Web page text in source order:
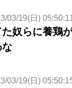
03/19(日)
奴らに養鶏
な
03/19(日)